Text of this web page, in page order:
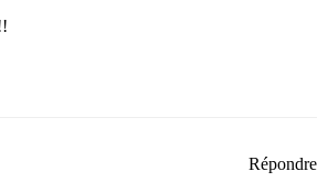
Répondre